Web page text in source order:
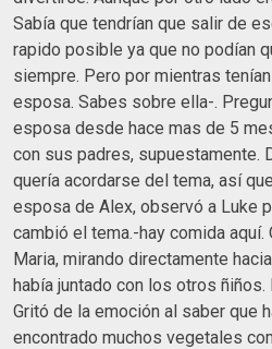
Sabía que tendrían que salir de
rapido posible ya que no podían
siempre. Pero por mientras
esposa. Sabes sobre ella-.
esposa desde hace mas de 5
con sus padres, supuestamente.
quería acordarse del tema, así
esposa de Alex, observó a Luke
cambió el tema.-hay comida aquí.
Maria, mirando directamente
había juntado con los otros
Gritó de la emoción al saber que
encontrado muchos vegetales